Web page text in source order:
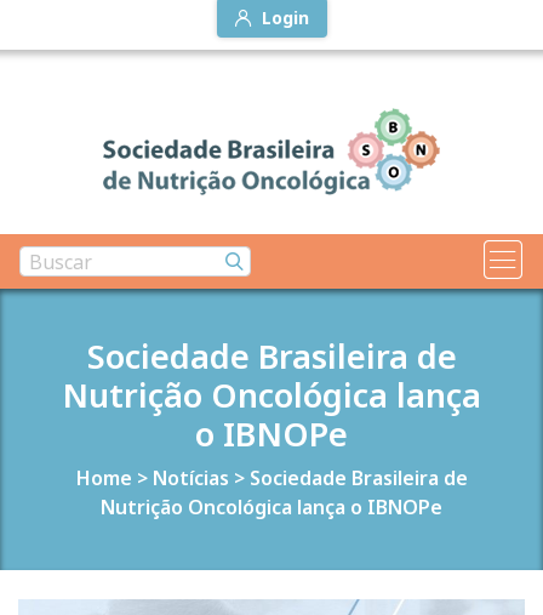
Login
Sociedade Brasileira de
Nutrição Oncológica lança
o IBNOPe
Home > Notícias > Sociedade Brasileira de
Nutrição Oncológica lança o IBNOPe